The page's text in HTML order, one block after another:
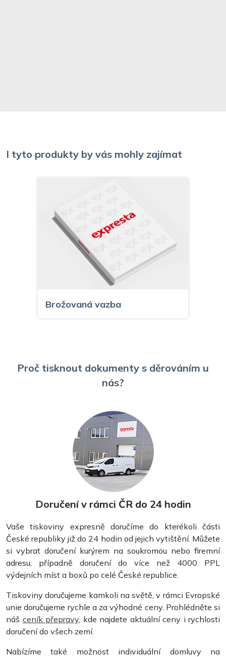
I tyto produkty by vás mohly zajímat
Brožovaná vazba
Kovová kroužková vazba
Svorková vazba V1
Proč tisknout dokumenty s děrováním u
nás?
Doručení v rámci ČR do 24 hodin
Vaše tiskoviny expresně doručíme do kterékoli části
České republiky již do 24 hodin od jejich vytištění. Můžete
si vybrat doručení kurýrem na soukromou nebo firemní
adresu, případně doručení do více než 4000 PPL
výdejních míst a boxů po celé České republice.
Tiskoviny doručujeme kamkoli na světě, v rámci Evropské
unie doručujeme rychle a za výhodné ceny. Prohlédněte si
náš ceník přepravy , kde najdete aktuální ceny i rychlosti
doručení do všech zemí.
Nabízíme také možnost individuální domluvy na